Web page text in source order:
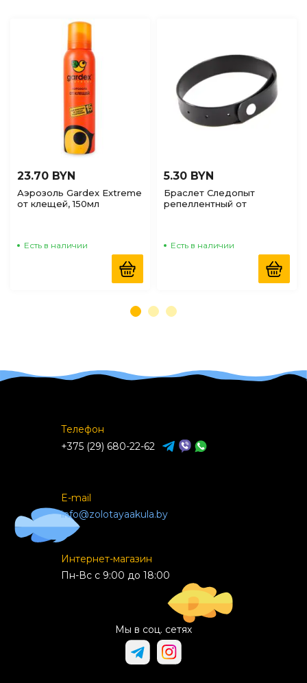
23.70 BYN
Аэрозоль Gardex Extreme
от клещей, 150мл
Есть в наличии
5.30 BYN
Браслет Следопыт
репеллентный от
Есть в наличии
Телефон
+375 (29) 680-22-62
E-mail
info@zolotayaakula.by
Интернет-магазин
Пн-Вс с 9:00 до 18:00
Мы в соц. сетях